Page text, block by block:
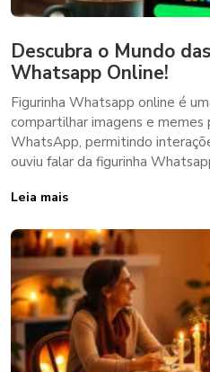
Descubra o Mundo
Whatsapp Online!
Figurinha Whatsapp online é
compartilhar imagens e memes
WhatsApp, permitindo
ouviu falar da figurinha
Leia mais